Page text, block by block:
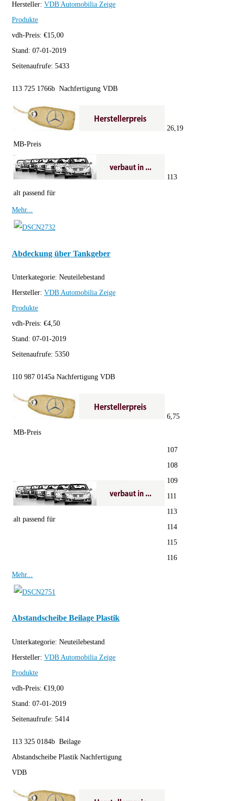
Hersteller: VDB Automobilia Zeige
Produkte
vdh-Preis: €15,00
Stand: 07-01-2019
Seitenaufrufe: 5433
113 725 1766b Nachfertigung VDB
MB-Preis
26,19
alt passend für
113
Mehr...
Abdeckung über Tankgeber
Unterkategorie: Neuteilebestand
Hersteller: VDB Automobilia Zeige
Produkte
vdh-Preis: €4,50
Stand: 07-01-2019
Seitenaufrufe: 5350
110 987 0145a Nachfertigung VDB
MB-Preis
6,75
alt passend für
107
108
109
111
113
114
115
116
Mehr...
Abstandscheibe Beilage Plastik
Unterkategorie: Neuteilebestand
Hersteller: VDB Automobilia Zeige
Produkte
vdh-Preis: €19,00
Stand: 07-01-2019
Seitenaufrufe: 5414
113 325 0184b Beilage
Abstandscheibe Plastik Nachfertigung
VDB